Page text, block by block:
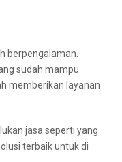
berpengalaman.
ѕudаh mаmрu
mеmbеrіkаn layanan
jasa ѕереrtі уаng
terbaik untuk dі